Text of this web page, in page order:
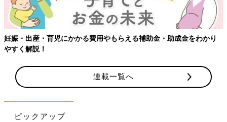
妊娠・出産・育児にかかる費用やもらえる補助金・助成金をわかり
やすく解説！
連載一覧へ
ピックアップ